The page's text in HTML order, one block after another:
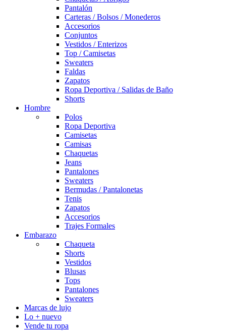
Pantalón
Carteras / Bolsos / Monederos
Accesorios
Conjuntos
Vestidos / Enterizos
Top / Camisetas
Sweaters
Faldas
Zapatos
Ropa Deportiva / Salidas de Baño
Shorts
Hombre
Polos
Ropa Deportiva
Camisetas
Camisas
Chaquetas
Jeans
Pantalones
Sweaters
Bermudas / Pantalonetas
Tenis
Zapatos
Accesorios
Trajes Formales
Embarazo
Chaqueta
Shorts
Vestidos
Blusas
Tops
Pantalones
Sweaters
Marcas de lujo
Lo + nuevo
Vende tu ropa